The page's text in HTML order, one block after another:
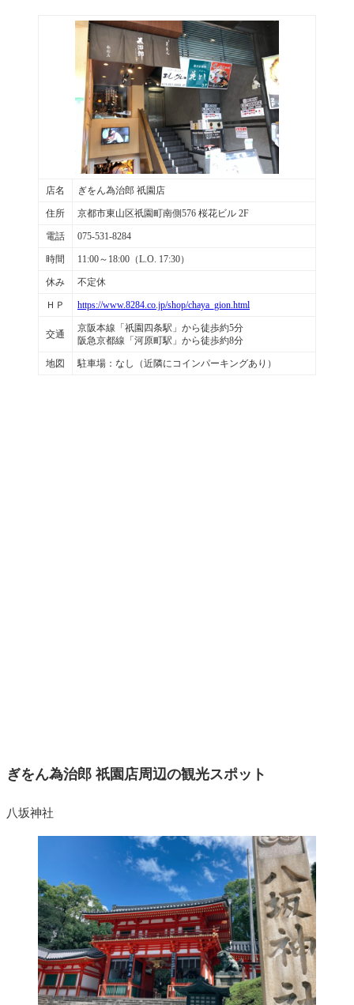
店名 ぎをん為治郎 祇園店
住所 京都市東山区祇園町南側576 桜花ビル 2F
電話 075-531-8284
時間 11:00～18:00（L.O. 17:30）
休み 不定休
ＨＰ https://www.8284.co.jp/shop/chaya_gion.html
交通
京阪本線「祇園四条駅」から徒歩約5分
阪急京都線「河原町駅」から徒歩約8分
地図 駐車場：なし（近隣にコインパーキングあり）
ぎをん為治郎 祇園店周辺の観光スポット
八坂神社